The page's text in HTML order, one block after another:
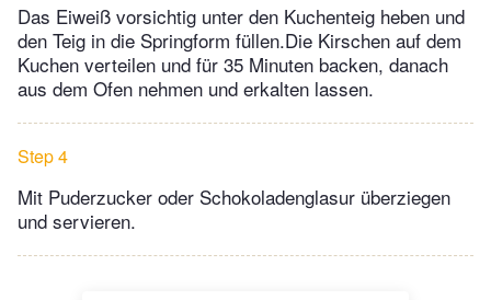
Das Eiweiß vorsichtig unter den Kuchenteig heben und
den Teig in die Springform füllen.Die Kirschen auf dem
Kuchen verteilen und für 35 Minuten backen, danach
aus dem Ofen nehmen und erkalten lassen.
Step 4
Mit Puderzucker oder Schokoladenglasur überziegen
und servieren.